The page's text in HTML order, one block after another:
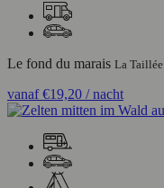
Le fond du marais La Taillée
vanaf€19,20 / nacht